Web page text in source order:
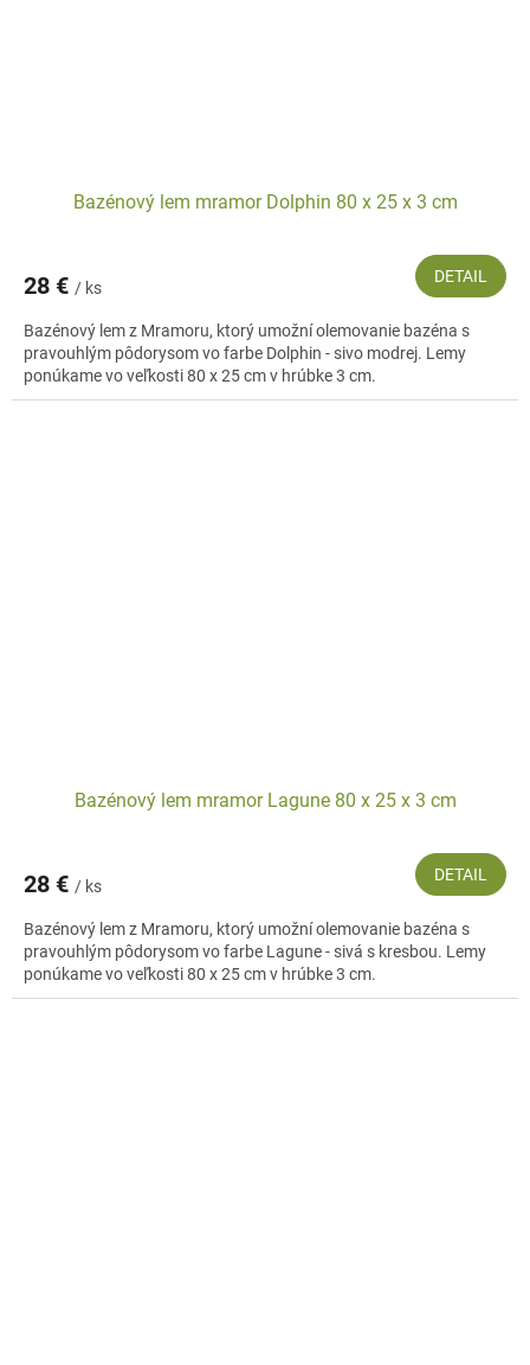
Bazénový lem mramor Dolphin 80 x 25 x 3 cm
28 € / ks
DETAIL
Bazénový lem z Mramoru, ktorý umožní olemovanie bazéna s
pravouhlým pôdorysom vo farbe Dolphin - sivo modrej. Lemy
ponúkame vo veľkosti 80 x 25 cm v hrúbke 3 cm.
Bazénový lem mramor Lagune 80 x 25 x 3 cm
28 € / ks
DETAIL
Bazénový lem z Mramoru, ktorý umožní olemovanie bazéna s
pravouhlým pôdorysom vo farbe Lagune - sivá s kresbou. Lemy
ponúkame vo veľkosti 80 x 25 cm v hrúbke 3 cm.